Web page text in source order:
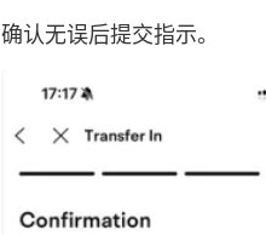
确认无误后提交指示。